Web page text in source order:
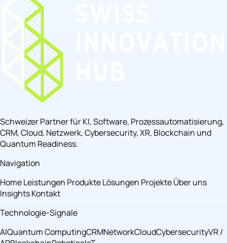
Schweizer Partner für KI, Software, Prozessautomatisierung,
CRM, Cloud, Netzwerk, Cybersecurity, XR, Blockchain und
Quantum Readiness.
Navigation
HomeLeistungen ProdukteLösungen ProjekteÜber uns
InsightsKontakt
Technologie-Signale
AIQuantum ComputingCRMNetworkCloudCybersecurityVR /